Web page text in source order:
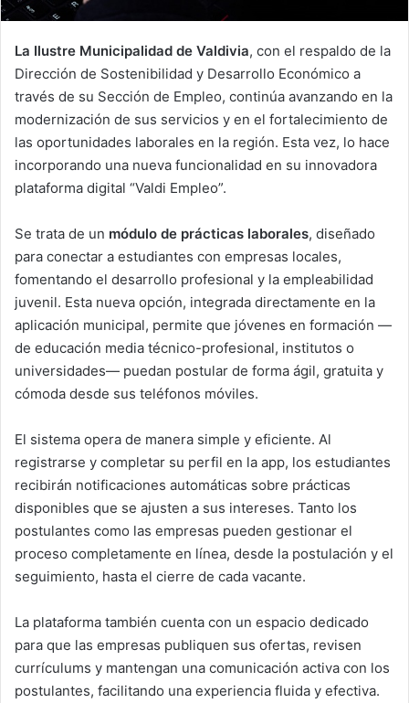
La Ilustre Municipalidad de Valdivia, con el respaldo de la
Dirección de Sostenibilidad y Desarrollo Económico a
través de su Sección de Empleo, continúa avanzando en la
modernización de sus servicios y en el fortalecimiento de
las oportunidades laborales en la región. Esta vez, lo hace
incorporando una nueva funcionalidad en su innovadora
plataforma digital “Valdi Empleo”.
Se trata de un módulo de prácticas laborales, diseñado
para conectar a estudiantes con empresas locales,
fomentando el desarrollo profesional y la empleabilidad
juvenil. Esta nueva opción, integrada directamente en la
aplicación municipal, permite que jóvenes en formación —
de educación media técnico-profesional, institutos o
universidades— puedan postular de forma ágil, gratuita y
cómoda desde sus teléfonos móviles.
El sistema opera de manera simple y eficiente. Al
registrarse y completar su perfil en la app, los estudiantes
recibirán notificaciones automáticas sobre prácticas
disponibles que se ajusten a sus intereses. Tanto los
postulantes como las empresas pueden gestionar el
proceso completamente en línea, desde la postulación y el
seguimiento, hasta el cierre de cada vacante.
La plataforma también cuenta con un espacio dedicado
para que las empresas publiquen sus ofertas, revisen
currículums y mantengan una comunicación activa con los
postulantes, facilitando una experiencia fluida y efectiva.